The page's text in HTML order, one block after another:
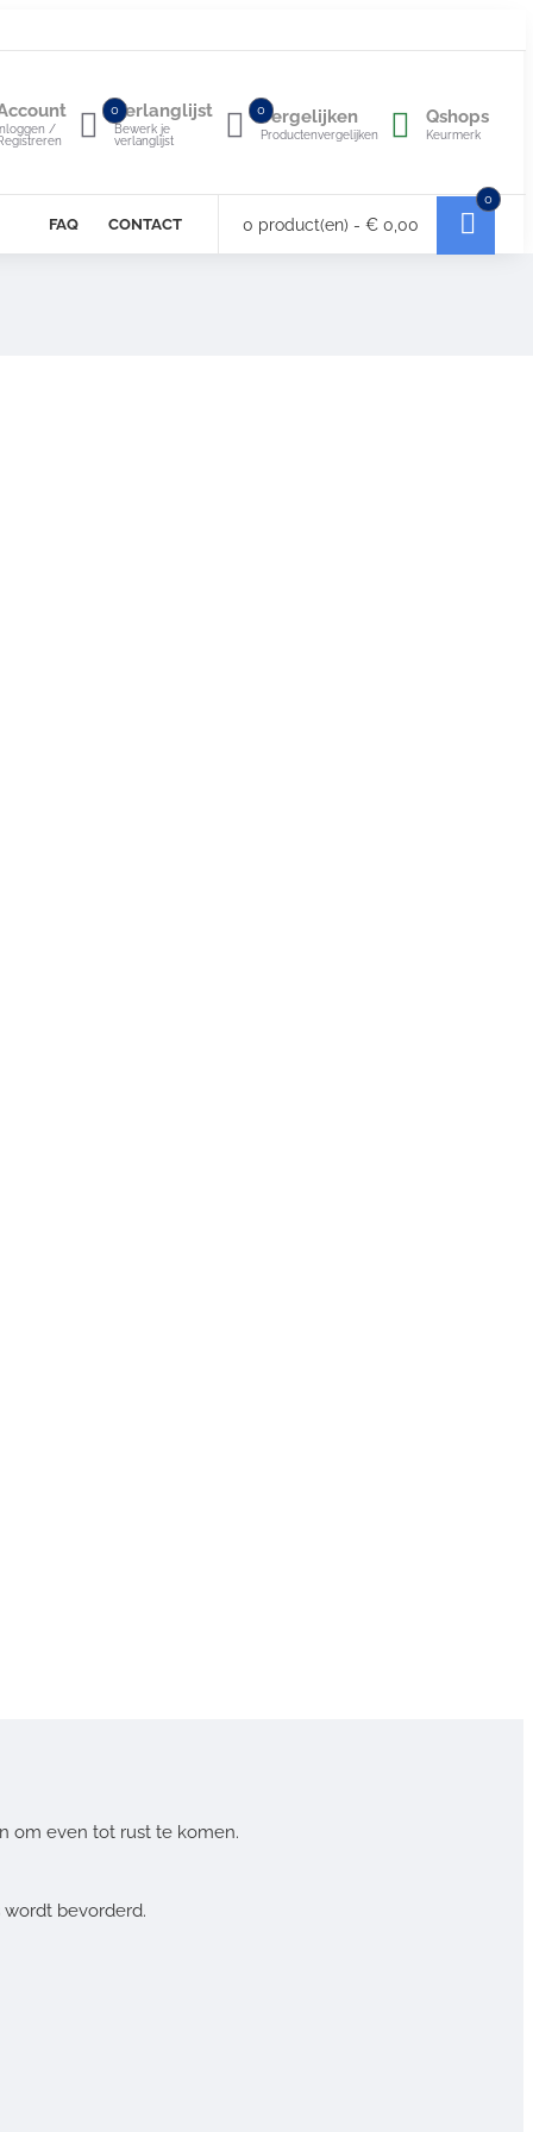
Inloggen /
Verlanglijst
Bewerk je
verlanglijst
0 Vergelijken
Productenvergelijken
0 Qshops
Keurmerk
FAQ CONTACT 0 product(en) - € 0,00
0
om even tot rust te komen.
bevorderd.